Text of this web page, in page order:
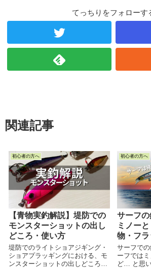
てっちりをフォローす
関連記事
初心者の方へ
【青物実釣解説】堤防での
モンスターショットの出し
どころ・使い方
堤防でのライトショアジギング・
ショアプラッギングにおける、モ
ンスターショットの出しどころや
初心者の方へ
サーフ
ミノー
物・フラ
サーフでの
ーフでは
ど… と思いつつも 初めはどのル